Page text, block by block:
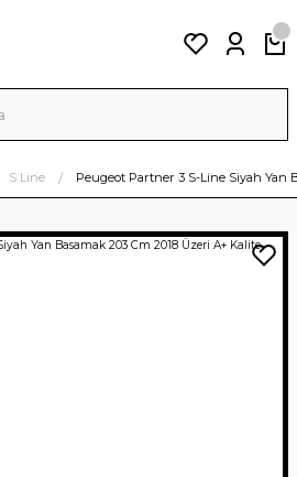
S Line Peugeot Partner 3 S-Line Siyah Yan